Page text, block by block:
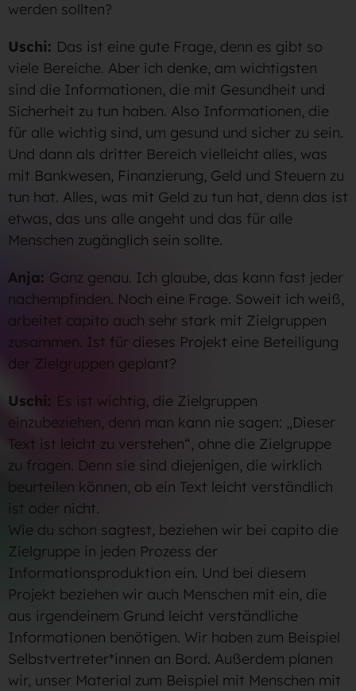
werden sollten?
Uschi: Das ist eine gute Frage, denn es gibt so
viele Bereiche. Aber ich denke, am wichtigsten
sind die Informationen, die mit Gesundheit und
Sicherheit zu tun haben. Also Informationen, die
für alle wichtig sind, um gesund und sicher zu sein.
Und dann als dritter Bereich vielleicht alles, was
mit Bankwesen, Finanzierung, Geld und Steuern zu
tun hat. Alles, was mit Geld zu tun hat, denn das ist
etwas, das uns alle angeht und das für alle
Menschen zugänglich sein sollte.
Anja: Ganz genau. Ich glaube, das kann fast jeder
nachempfinden. Noch eine Frage. Soweit ich weiß,
arbeitet capito auch sehr stark mit Zielgruppen
zusammen. Ist für dieses Projekt eine Beteiligung
der Zielgruppen geplant?
Uschi: Es ist wichtig, die Zielgruppen
einzubeziehen, denn man kann nie sagen: „Dieser
Text ist leicht zu verstehen“, ohne die Zielgruppe
zu fragen. Denn sie sind diejenigen, die wirklich
beurteilen können, ob ein Text leicht verständlich
ist oder nicht.
Wie du schon sagtest, beziehen wir bei capito die
Zielgruppe in jeden Prozess der
Informationsproduktion ein. Und bei diesem
Projekt beziehen wir auch Menschen mit ein, die
aus irgendeinem Grund leicht verständliche
Informationen benötigen. Wir haben zum Beispiel
Selbstvertreter*innen an Bord. Außerdem planen
wir, unser Material zum Beispiel mit Menschen mit